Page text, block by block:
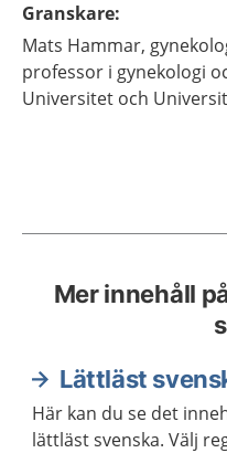
Granskare:
Mats Hammar,
professor i gynekologi
Universitet och
Mer innehåll
Lättläst
Här kan du se det
lättläst svenska. Välj